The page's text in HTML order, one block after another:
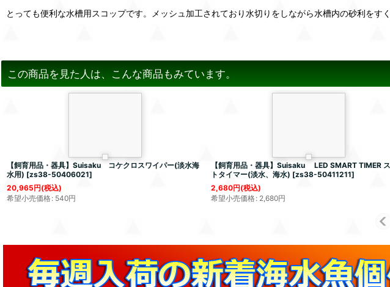
とっても便利な水槽用スコップです。メッシュ加工されており水切りをしながら水槽内の砂利をす
この商品を見た人は、こんな商品もみています。
【飼育用品・器具】Suisaku コケクロスワイパー(淡水海
水用) [zs38-50406021]
20,965円(税込)
希望小売価格: 540円
【飼育用品・器具】Suisaku LED SMART TIMER
トタイマー(淡水、海水) [zs38-50411211]
2,680円(税込)
希望小売価格: 2,680円